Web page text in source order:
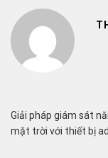
Giải pháp giám sát
mặt trời với thiết bị